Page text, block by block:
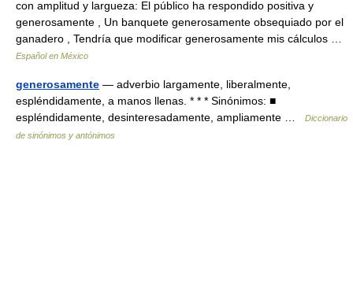
con amplitud y largueza: El público ha respondido positiva y
generosamente , Un banquete generosamente obsequiado por el
ganadero , Tendría que modificar generosamente mis cálculos …
Español en México
generosamente — adverbio largamente, liberalmente,
espléndidamente, a manos llenas. * * * Sinónimos: ■
espléndidamente, desinteresadamente, ampliamente …
Diccionario
de sinónimos y antónimos